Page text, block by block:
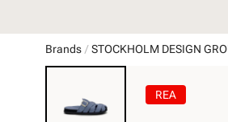
Brands STOCKHOLM DESIGN
REA